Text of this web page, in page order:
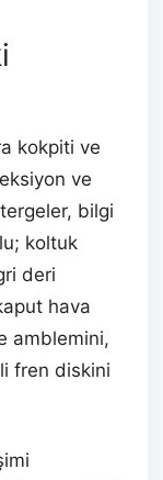
kokpiti ve
ve
bilgi
koltuk
deri
hava
amblemini,
fren diskini